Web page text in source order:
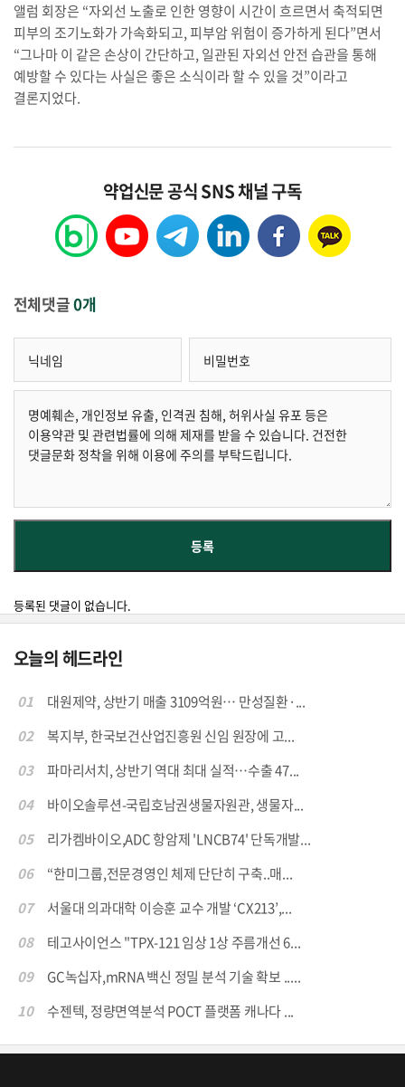
앨럼 회장은 “자외선 노출로 인한 영향이 시간이 흐르면서 축적되면
피부의 조기노화가 가속화되고, 피부암 위험이 증가하게 된다”면서
“그나마 이 같은 손상이 간단하고, 일관된 자외선 안전 습관을 통해
예방할 수 있다는 사실은 좋은 소식이라 할 수 있을 것”이라고
결론지었다.
약업신문 공식 SNS 채널 구독
전체댓글0개
등록된 댓글이 없습니다.
오늘의 헤드라인
01
대원제약, 상반기 매출 3109억원… 만성질환·...
02
복지부, 한국보건산업진흥원 신임 원장에 고...
03
파마리서치, 상반기 역대 최대 실적…수출 47...
04
바이오솔루션-국립호남권생물자원관, 생물자...
05
리가켐바이오,ADC 항암제 'LNCB74' 단독개발...
06
“한미그룹,전문경영인 체제 단단히 구축..매...
07
서울대 의과대학 이승훈 교수 개발 ‘CX213’,...
08
테고사이언스 "TPX-121 임상 1상 주름개선 6...
09
GC녹십자,mRNA 백신 정밀 분석 기술 확보 .....
10
수젠텍, 정량면역분석 POCT 플랫폼 캐나다 ...